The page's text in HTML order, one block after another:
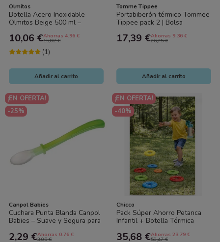
Olmitos
Botella Acero Inoxidable
Olmitos Beige 500 ml –
Resistente
10,06 €Ahorras 4.96 €
15,02 €
(1)
Añadir al carrito
Tomme Tippee
Portabiberón térmico Tommee
Tippee pack 2 | Bolsa
Nature
17,39 €Ahorras 9.36 €
26,75 €
Añadir al carrito
¡EN OFERTA!
-25%
Canpol Babies
Cuchara Punta Blanda Canpol
Babies – Suave y Segura para
2,29 €Ahorras 0.76 €
3,05 €
¡EN OFERTA!
-40%
Chicco
Pack Súper Ahorro Petanca
Infantil + Botella Térmica
Movimiento al...
35,68 €Ahorras 23.79 €
59,47 €